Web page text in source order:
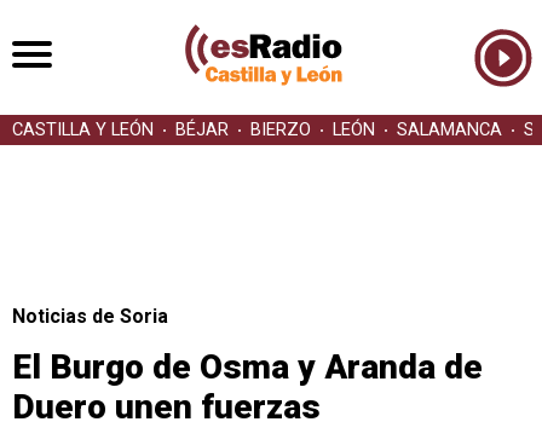
CASTILLA Y LEÓN BÉJAR BIERZO LEÓN SALAMANCA
Noticias de Soria
El Burgo de Osma y Aranda de
Duero unen fuerzas